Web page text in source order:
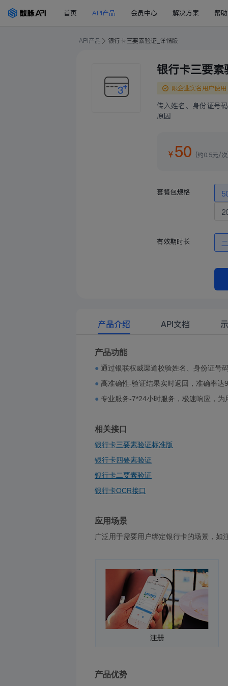
首页 API产品 会员中心 解决方案 帮
API产品 银行卡三要素验证_详情版
银行卡三要素
限企业实名用户使用
传入姓名、身份证号
原因
￥50 (约0.5元/
套餐包规格
有效期时长
产品介绍 API文档
产品功能
● 通过银联权威渠道校验姓名、身份证号
● 高准确性-验证结果实时返回，准确率达
● 专业服务-7*24小时服务，极速响应，为
相关接口
银行卡三要素验证标准版
银行卡四要素验证
银行卡二要素验证
银行卡OCR接口
应用场景
广泛用于需要用户绑定银行卡的场景，如
产品优势